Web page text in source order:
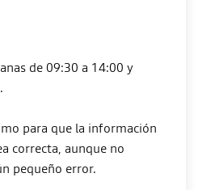
de 09:30 a 14:00 y
para que la información
correcta, aunque no
pequeño error.